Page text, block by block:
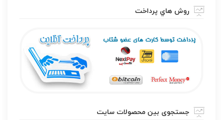
روش هاي پرداخت
جستجوی بین محصولات سایت